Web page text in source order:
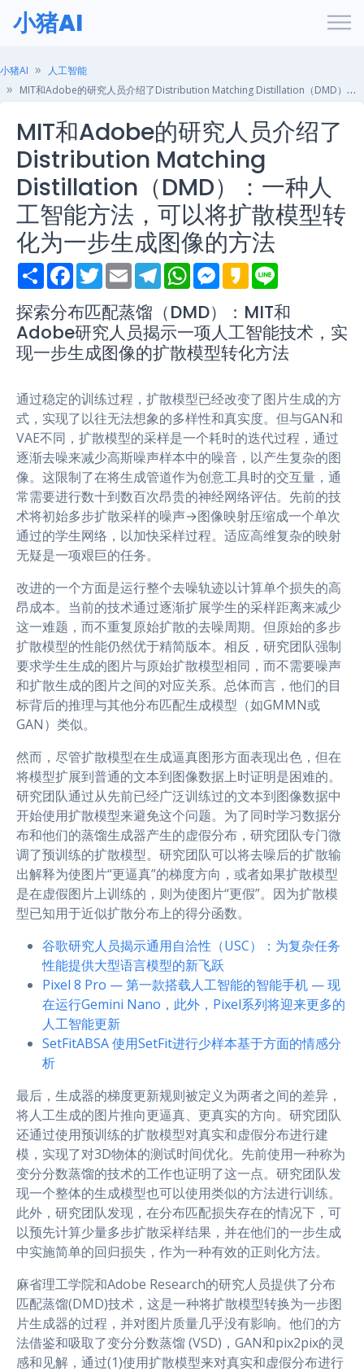
小猪AI
小猪AI
人工智能
MIT和Adobe的研究人员介绍了Distribution Matching Distillation（DMD）：一种人工智能方法，可以将扩散模型转化为一步生成图像的方法
MIT和Adobe的研究人员介绍了
Distribution Matching
Distillation（DMD）：一种人
工智能方法，可以将扩散模型转
化为一步生成图像的方法
S
h
r
e
F
a
e
b
o
o
k
T
w
t
t
e
r
E
m
i
l
T
e
e
g
r
a
m
W
h
t
s
A
p
p
M
e
e
n
g
e
K
a
a
o
e
探索分布匹配蒸馏（DMD）：MIT和
Adobe研究人员揭示一项人工智能技术，实
现一步生成图像的扩散模型转化方法
通过稳定的训练过程，扩散模型已经改变了图片生成的方
式，实现了以往无法想象的多样性和真实度。但与GAN和
VAE不同，扩散模型的采样是一个耗时的迭代过程，通过
逐渐去噪来减少高斯噪声样本中的噪音，以产生复杂的图
像。这限制了在将生成管道作为创意工具时的交互量，通
常需要进行数十到数百次昂贵的神经网络评估。先前的技
术将初始多步扩散采样的噪声→图像映射压缩成一个单次
通过的学生网络，以加快采样过程。适应高维复杂的映射
无疑是一项艰巨的任务。
改进的一个方面是运行整个去噪轨迹以计算单个损失的高
昂成本。当前的技术通过逐渐扩展学生的采样距离来减少
这一难题，而不重复原始扩散的去噪周期。但原始的多步
扩散模型的性能仍然优于精简版本。相反，研究团队强制
要求学生生成的图片与原始扩散模型相同，而不需要噪声
和扩散生成的图片之间的对应关系。总体而言，他们的目
标背后的推理与其他分布匹配生成模型（如GMMN或
GAN）类似。
然而，尽管扩散模型在生成逼真图形方面表现出色，但在
将模型扩展到普通的文本到图像数据上时证明是困难的。
研究团队通过从先前已经广泛训练过的文本到图像数据中
开始使用扩散模型来避免这个问题。为了同时学习数据分
布和他们的蒸馏生成器产生的虚假分布，研究团队专门微
调了预训练的扩散模型。研究团队可以将去噪后的扩散输
出解释为使图片“更逼真”的梯度方向，或者如果扩散模型
是在虚假图片上训练的，则为使图片“更假”。因为扩散模
型已知用于近似扩散分布上的得分函数。
谷歌研究人员揭示通用自洽性（USC）：为复杂任务
性能提供大型语言模型的新飞跃
Pixel 8 Pro — 第一款搭载人工智能的智能手机 — 现
在运行Gemini Nano，此外，Pixel系列将迎来更多的
人工智能更新
SetFitABSA 使用SetFit进行少样本基于方面的情感分
析
最后，生成器的梯度更新规则被定义为两者之间的差异，
将人工生成的图片推向更逼真、更真实的方向。研究团队
还通过使用预训练的扩散模型对真实和虚假分布进行建
模，实现了对3D物体的测试时间优化。先前使用一种称为
变分分数蒸馏的技术的工作也证明了这一点。研究团队发
现一个整体的生成模型也可以使用类似的方法进行训练。
此外，研究团队发现，在分布匹配损失存在的情况下，可
以预先计算少量多步扩散采样结果，并在他们的一步生成
中实施简单的回归损失，作为一种有效的正则化方法。
麻省理工学院和Adobe Research的研究人员提供了分布
匹配蒸馏(DMD)技术，这是一种将扩散模型转换为一步图
片生成器的过程，并对图片质量几乎没有影响。他们的方
法借鉴和吸取了变分分数蒸馏 (VSD)，GAN和pix2pix的灵
感和见解，通过(1)使用扩散模型来对真实和虚假分布进行